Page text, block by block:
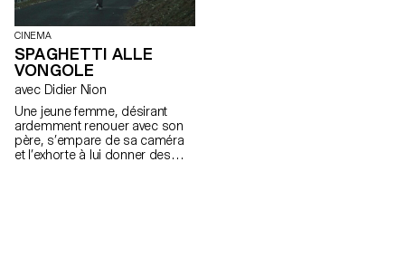
CINEMA
SPAGHETTI ALLE
VONGOLE
avec Didier Nion
Une jeune femme, désirant
ardemment renouer avec son
père, s’empare de sa caméra
et l’exhorte à lui donner des